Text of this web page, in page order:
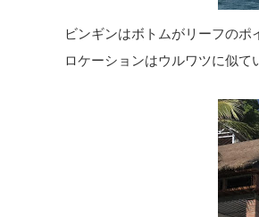
ビンギンはボトムがリーフのポ
ロケーションはウルワツに似て